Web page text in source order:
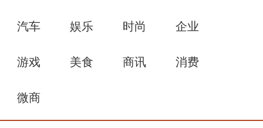
汽车 娱乐 时尚 企业
游戏 美食 商讯 消费
微商